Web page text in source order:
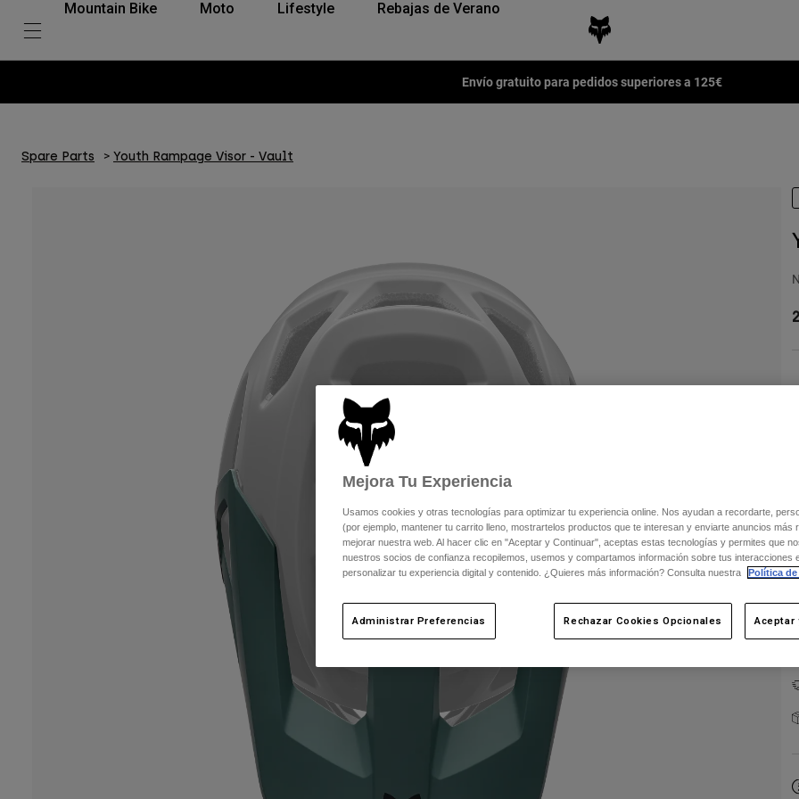
Mountain Bike Moto Lifestyle Rebajas de Verano
Envío gratuito para pedidos superiores a 125€
Spare Parts Youth Rampage Visor - Vault
Mejora Tu Experiencia
Usamos cookies y otras tecnologías para optimizar tu experiencia online. Nos ayudan a recordarte,
(por ejemplo, mantener tu carrito lleno, mostrartelos productos que te interesan y enviarte anuncios más
mejorar nuestra web. Al hacer clic en "Aceptar y Continuar", aceptas estas tecnologías y permites que
nuestros socios de confianza recopilemos, usemos y compartamos información sobre tus interacciones
personalizar tu experiencia digital y contenido. ¿Quieres más información? Consulta nuestra
Política de
Administrar Preferencias Rechazar Cookies Opcionales Aceptar